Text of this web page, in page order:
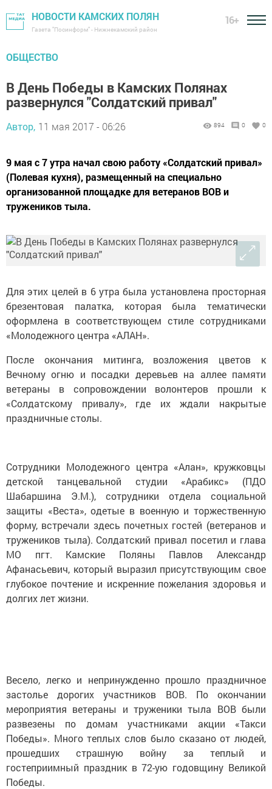
НОВОСТИ КАМСКИХ ПОЛЯН
Газета "Посинформ" - Нижнекамский район
16+
ОБЩЕСТВО
В День Победы в Камских Полянах
развернулся "Солдатский привал"
Автор, 11 мая 2017 - 06:26 894 0 0
9 мая с 7 утра начал свою работу «Солдатский привал»
(Полевая кухня), размещенный на специально
организованной площадке для ветеранов ВОВ и
тружеников тыла.
Для этих целей в 6 утра была установлена просторная
брезентовая палатка, которая была тематически
оформлена в соответствующем стиле сотрудниками
«Молодежного центра «АЛАН».
После окончания митинга, возложения цветов к
Вечному огню и посадки деревьев на аллее памяти
ветераны в сопровождении волонтеров прошли к
«Солдатскому привалу», где их ждали накрытые
праздничные столы.
Сотрудники Молодежного центра «Алан», кружковцы
детской танцевальной студии «Арабикс» (ПДО
Шабаршина Э.М.), сотрудники отдела социальной
защиты «Веста», одетые в военную и торжественную
форму, встречали здесь почетных гостей (ветеранов и
тружеников тыла). Солдатский привал посетил и глава
МО пгт. Камские Поляны Павлов Александр
Афанасьевич, который выразил присутствующим свое
глубокое почтение и искренние пожелания здоровья и
долгих лет жизни.
Весело, легко и непринужденно прошло праздничное
застолье дорогих участников ВОВ. По окончании
мероприятия ветераны и труженики тыла ВОВ были
развезены по домам участниками акции «Такси
Победы». Много теплых слов было сказано от людей,
прошедших страшную войну за теплый и
гостеприимный праздник в 72-ую годовщину Великой
Победы.